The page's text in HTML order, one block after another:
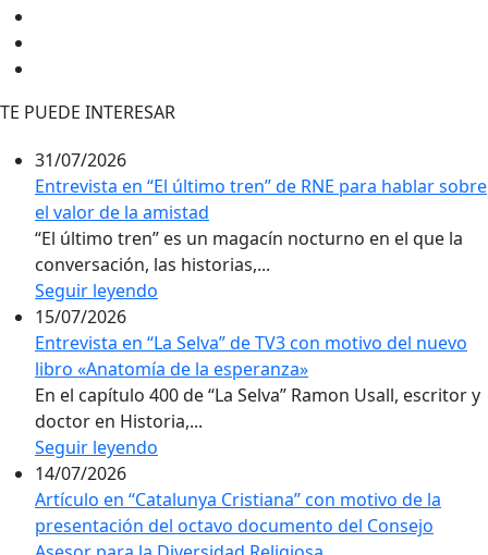
TE PUEDE INTERESAR
31/07/2026
Entrevista en “El último tren” de RNE para hablar sobre
el valor de la amistad
“El último tren” es un magacín nocturno en el que la
conversación, las historias,...
Seguir leyendo
15/07/2026
Entrevista en “La Selva” de TV3 con motivo del nuevo
libro «Anatomía de la esperanza»
En el capítulo 400 de “La Selva” Ramon Usall, escritor y
doctor en Historia,...
Seguir leyendo
14/07/2026
Artículo en “Catalunya Cristiana” con motivo de la
presentación del octavo documento del Consejo